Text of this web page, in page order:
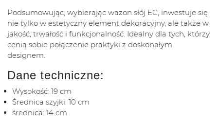
Podsumowując, wybierając wazon słój EC, inwestuje się
nie tylko w estetyczny element dekoracyjny, ale także w
jakość, trwałość i funkcjonalność. Idealny dla tych, którzy
cenią sobie połączenie praktyki z doskonałym
designem.
Dane techniczne:
Wysokość: 19 cm
Średnica szyjki: 10 cm
średnica: 14 cm